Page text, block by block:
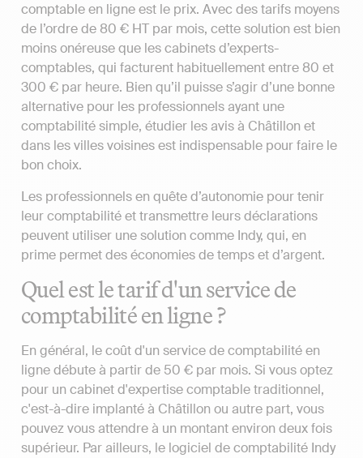
comptable en ligne est le prix. Avec des tarifs moyens
de l’ordre de 80 € HT par mois, cette solution est bien
moins onéreuse que les cabinets d’experts-
comptables, qui facturent habituellement entre 80 et
300 € par heure. Bien qu’il puisse s’agir d’une bonne
alternative pour les professionnels ayant une
comptabilité simple, étudier les avis à Châtillon et
dans les villes voisines est indispensable pour faire le
bon choix.
Les professionnels en quête d’autonomie pour tenir
leur comptabilité et transmettre leurs déclarations
peuvent utiliser une solution comme Indy, qui, en
prime permet des économies de temps et d’argent.
Quel est le tarif d'un service de
comptabilité en ligne ?
En général, le coût d'un service de comptabilité en
ligne débute à partir de 50 € par mois. Si vous optez
pour un cabinet d'expertise comptable traditionnel,
c'est-à-dire implanté à Châtillon ou autre part, vous
pouvez vous attendre à un montant environ deux fois
supérieur. Par ailleurs, le logiciel de comptabilité Indy